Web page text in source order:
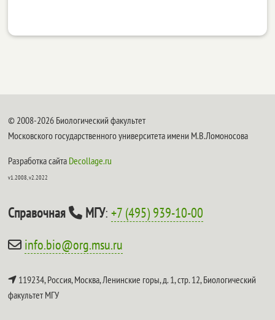
© 2008-2026 Биологический факультет
Московского государственного университета имени М.В.Ломоносова
Разработка сайта Decollage.ru
v1.2008, v2.2022
Справочная МГУ:+7 (495) 939-10-00
info.bio@org.msu.ru
119234, Россия, Москва, Ленинские горы, д. 1, стр. 12,Биологический
факультет МГУ